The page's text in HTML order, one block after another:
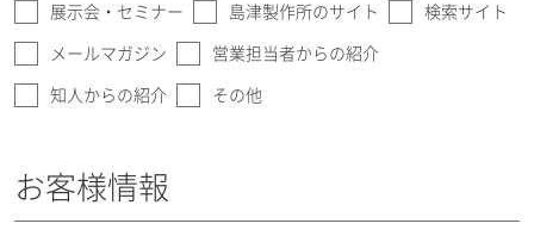
展示会・セミナー 島津製作所のサイト 検索サイト
メールマガジン 営業担当者からの紹介
知人からの紹介 その他
お客様情報